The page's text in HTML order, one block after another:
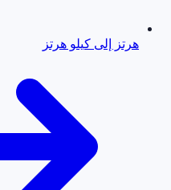
هرتز إلى كيلو هرتز